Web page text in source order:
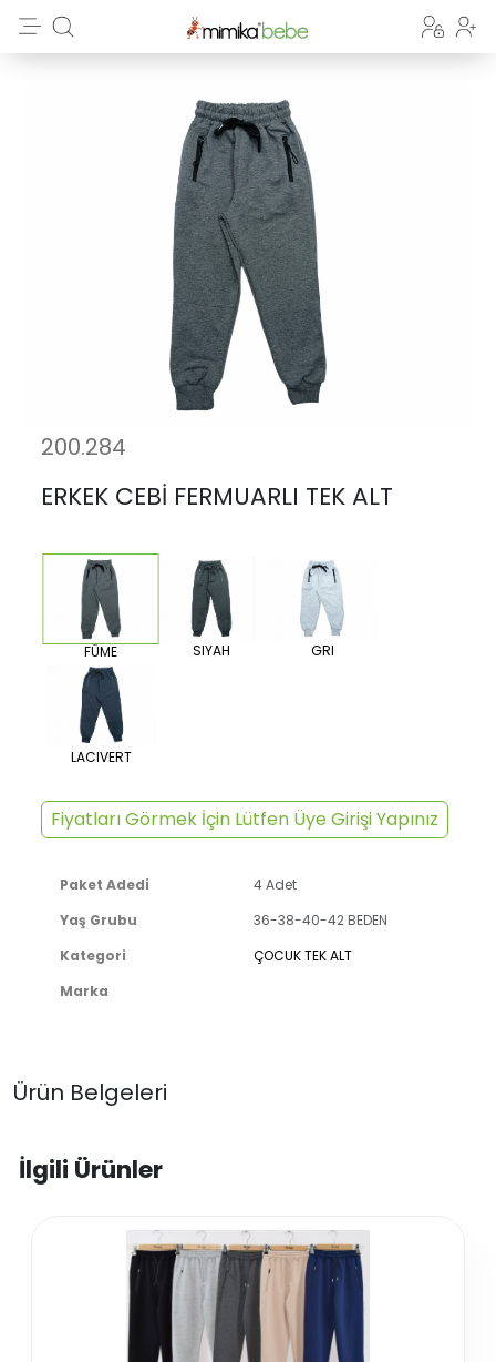
200.284
ERKEK CEBİ FERMUARLI TEK ALT
FÜME SIYAH GRI
LACIVERT
Fiyatları Görmek İçin Lütfen Üye Girişi Yapınız
Paket Adedi
4 Adet
Yaş Grubu
36-38-40-42 BEDEN
Kategori
ÇOCUK TEK ALT
Marka
Ürün Belgeleri
İlgili Ürünler